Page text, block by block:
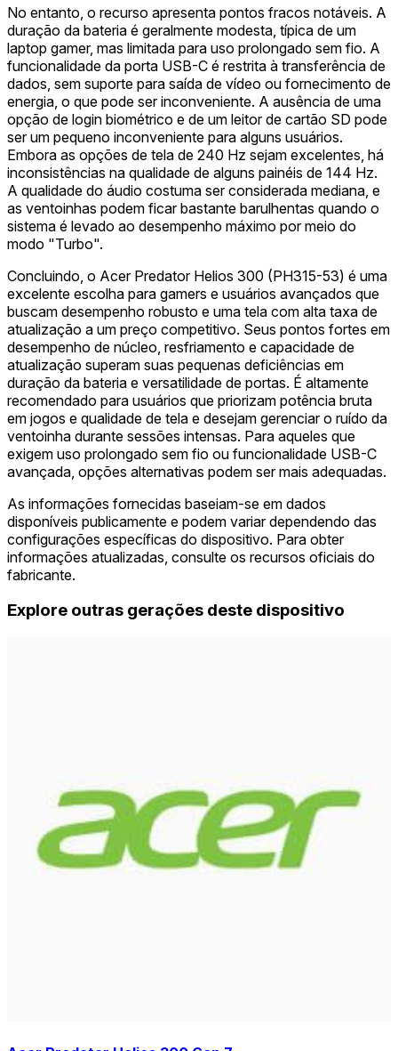
No entanto, o recurso apresenta pontos fracos notáveis. A
duração da bateria é geralmente modesta, típica de um
laptop gamer, mas limitada para uso prolongado sem fio. A
funcionalidade da porta USB-C é restrita à transferência de
dados, sem suporte para saída de vídeo ou fornecimento de
energia, o que pode ser inconveniente. A ausência de uma
opção de login biométrico e de um leitor de cartão SD pode
ser um pequeno inconveniente para alguns usuários.
Embora as opções de tela de 240 Hz sejam excelentes, há
inconsistências na qualidade de alguns painéis de 144 Hz.
A qualidade do áudio costuma ser considerada mediana, e
as ventoinhas podem ficar bastante barulhentas quando o
sistema é levado ao desempenho máximo por meio do
modo "Turbo".
Concluindo, o Acer Predator Helios 300 (PH315-53) é uma
excelente escolha para gamers e usuários avançados que
buscam desempenho robusto e uma tela com alta taxa de
atualização a um preço competitivo. Seus pontos fortes em
desempenho de núcleo, resfriamento e capacidade de
atualização superam suas pequenas deficiências em
duração da bateria e versatilidade de portas. É altamente
recomendado para usuários que priorizam potência bruta
em jogos e qualidade de tela e desejam gerenciar o ruído da
ventoinha durante sessões intensas. Para aqueles que
exigem uso prolongado sem fio ou funcionalidade USB-C
avançada, opções alternativas podem ser mais adequadas.
As informações fornecidas baseiam-se em dados
disponíveis publicamente e podem variar dependendo das
configurações específicas do dispositivo. Para obter
informações atualizadas, consulte os recursos oficiais do
fabricante.
Explore outras gerações deste dispositivo